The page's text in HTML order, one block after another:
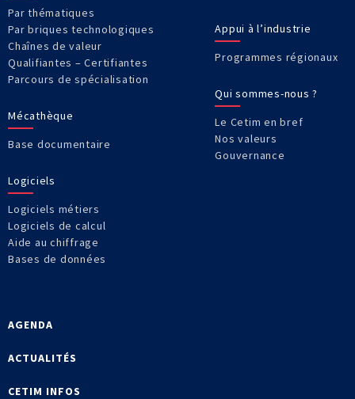
Par thématiques
Par briques technologiques
Chaînes de valeur
Qualifiantes – Certifiantes
Parcours de spécialisation
Mécathèque
Base documentaire
Logiciels
Logiciels métiers
Logiciels de calcul
Aide au chiffrage
Bases de données
Appui à l’industrie
Programmes régionaux
Qui sommes-nous ?
Le Cetim en bref
Nos valeurs
Gouvernance
AGENDA
ACTUALITÉS
CETIM INFOS